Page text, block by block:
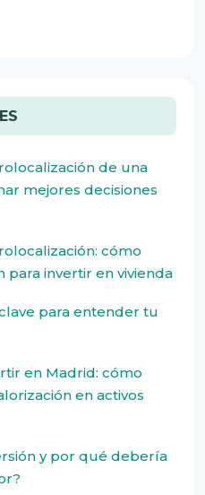
de una
mejores decisiones
cómo
invertir en vivienda
para entender tu
en Madrid: cómo
en activos
y por qué debería